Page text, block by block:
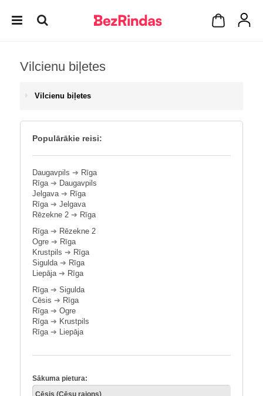
Vilcienu biļetes
Vilcienu biļetes
Populārākie reisi:
Daugavpils ➔ Rīga
Rīga➔ Daugavpils
Jelgava➔ Rīga
Rīga➔ Jelgava
Rēzekne 2 ➔ Rīga
Rīga➔ Rēzekne 2
Ogre ➔ Rīga
Krustpils ➔ Rīga
Sigulda➔ Rīga
Liepāja➔ Rīga
Rīga➔ Sigulda
Cēsis ➔ Rīga
Rīga➔ Ogre
Rīga➔ Krustpils
Rīga➔ Liepāja
Sākuma pietura: